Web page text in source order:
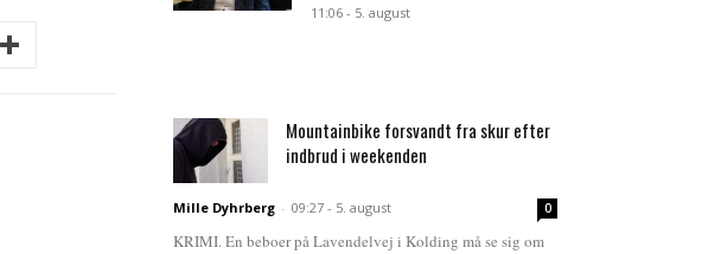
11:06 - 5. august
Mountainbike forsvandt fra skur efter
indbrud i weekenden
Mille Dyhrberg - 09:27 - 5. august 0
KRIMI. En beboer på Lavendelvej i Kolding må se sig om